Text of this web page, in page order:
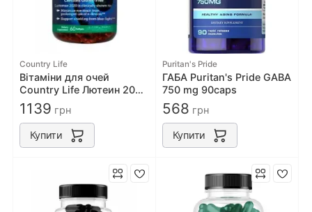
Country Life
Вітаміни для очей
Country Life Лютеин 20
мг 60 капсул ТМ Кантрі
Лайф
1139 грн
Купити
Puritan's Pride
ГАБА Puritan's Pride GABA
750 mg 90caps
568 грн
Купити